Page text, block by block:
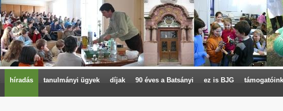
híradás tanulmányi ügyek díjak 90 éves a Batsányi ez is BJG támogatóink